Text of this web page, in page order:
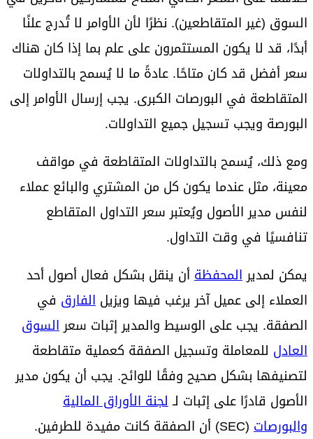
السوق (غير المتقاطعين). نظرًا لأن الأوامر لا تُدرج علنًا
أبدًا، قد لا يكون المستثمرون على علم بما إذا كان هناك
سعر أفضل قد كان متاحًا. عادةً ما لا يُسمح بالتداولات
المتقاطعة في البورصات الكبرى. يجب إرسال الأوامر إلى
البورصة ويجب تسجيل جميع التداولات.
ومع ذلك، يُسمح بالتداولات المتقاطعة في مواقف
معينة، مثل عندما يكون كل من المشتري والبائع عملاء
لنفس مدير الأصول ويُعتبر سعر التداول المتقاطع
تنافسيًا في وقت التداول.
يمكن لمديرالمحفظةأن ينقل بشكل فعال أصول أحد
العملاء إلى عميل آخر يرغب فيها ويزيل الفارق في
الصفقة. يجب على الوسيط والمدير إثبات سعرالسوق
العادل للمعاملة وتسجيل الصفقة كعملية متقاطعة
لتصنيفها بشكل صحيح وفقًا للوائح. يجب أن يكون مدير
الأصول قادرًا على إثبات لـلجنة الأوراق المالية
والبورصات (SEC) أن الصفقة كانت مفيدة للطرفين.